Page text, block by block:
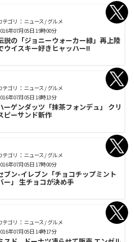
テゴリ： ニュース / グルメ
説の「ジョニーウォーカー緑」再上陸
ウイスキー好きヒャッハー!!
年07月05日 19時00分
テゴリ： ニュース / グルメ
ーゲンダッツ「抹茶フォンデュ」 クリ
ピーサンド新作
年07月05日 18時13分
テゴリ： ニュース / グルメ
ブン-イレブン「チョコチップミント
ー」 生チョコが決め手
年07月05日 17時00分
テゴリ： ニュース / グルメ
年07月05日 14時17分